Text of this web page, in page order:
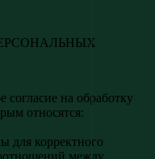
согласие на обработку
относятся:
для корректного